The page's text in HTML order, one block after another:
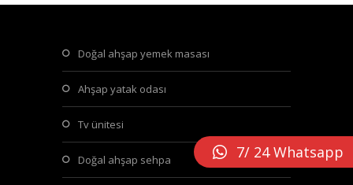
doğal ahşap yemek masası
ahşap yatak odası
tv ünitesi
doğal ahşap sehpa 7/ 24 Whatsapp